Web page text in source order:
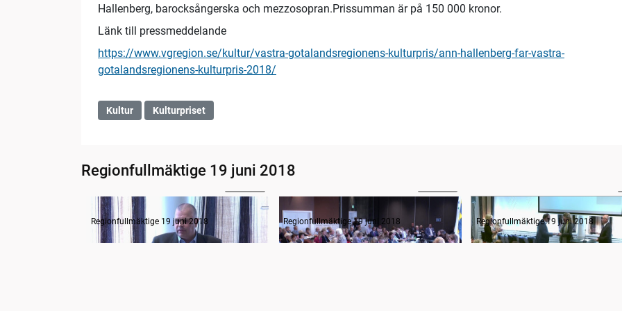
Hallenberg, barocksångerska och mezzosopran.Prissumman är på 150 000 kronor.
Länk till pressmeddelande
https://www.vgregion.se/kultur/vastra-gotalandsregionens-kulturpris/ann-hallenberg-far-vastra-
gotalandsregionens-kulturpris-2018/
Kultur Kulturpriset
Regionfullmäktige 19 juni 2018
Övergripande hälso- och sjukvårdsdebatt
Regionfullmäktige 19 juni 2018
Hälso- och sjukvård: primärvård, sjukhusvård, psykiatri, tandvård, habilitering hälsa
Regionfullmäktige 19 juni 2018
Utdelning av 2018 års
Regionfullmäktige 19 juni 2018